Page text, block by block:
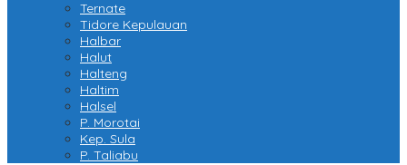
Ternate
Tidore Kepulauan
Halbar
Halut
Halteng
Haltim
Halsel
P. Morotai
Kep. Sula
P. Taliabu